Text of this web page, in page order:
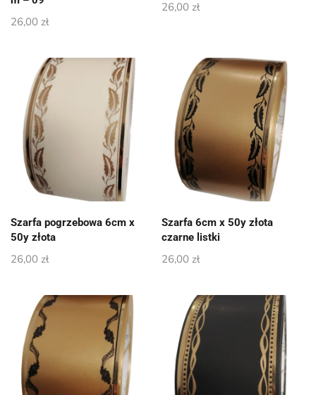
26,00 zł
26,00 zł
Szarfa pogrzebowa 6cm x
50y złota
26,00 zł
Szarfa 6cm x 50y złota
czarne listki
26,00 zł